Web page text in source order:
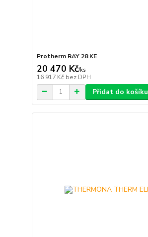
Protherm RAY 28 KE
20 470 Kč/ks
16 917 Kč bez DPH
Přidat do košíku